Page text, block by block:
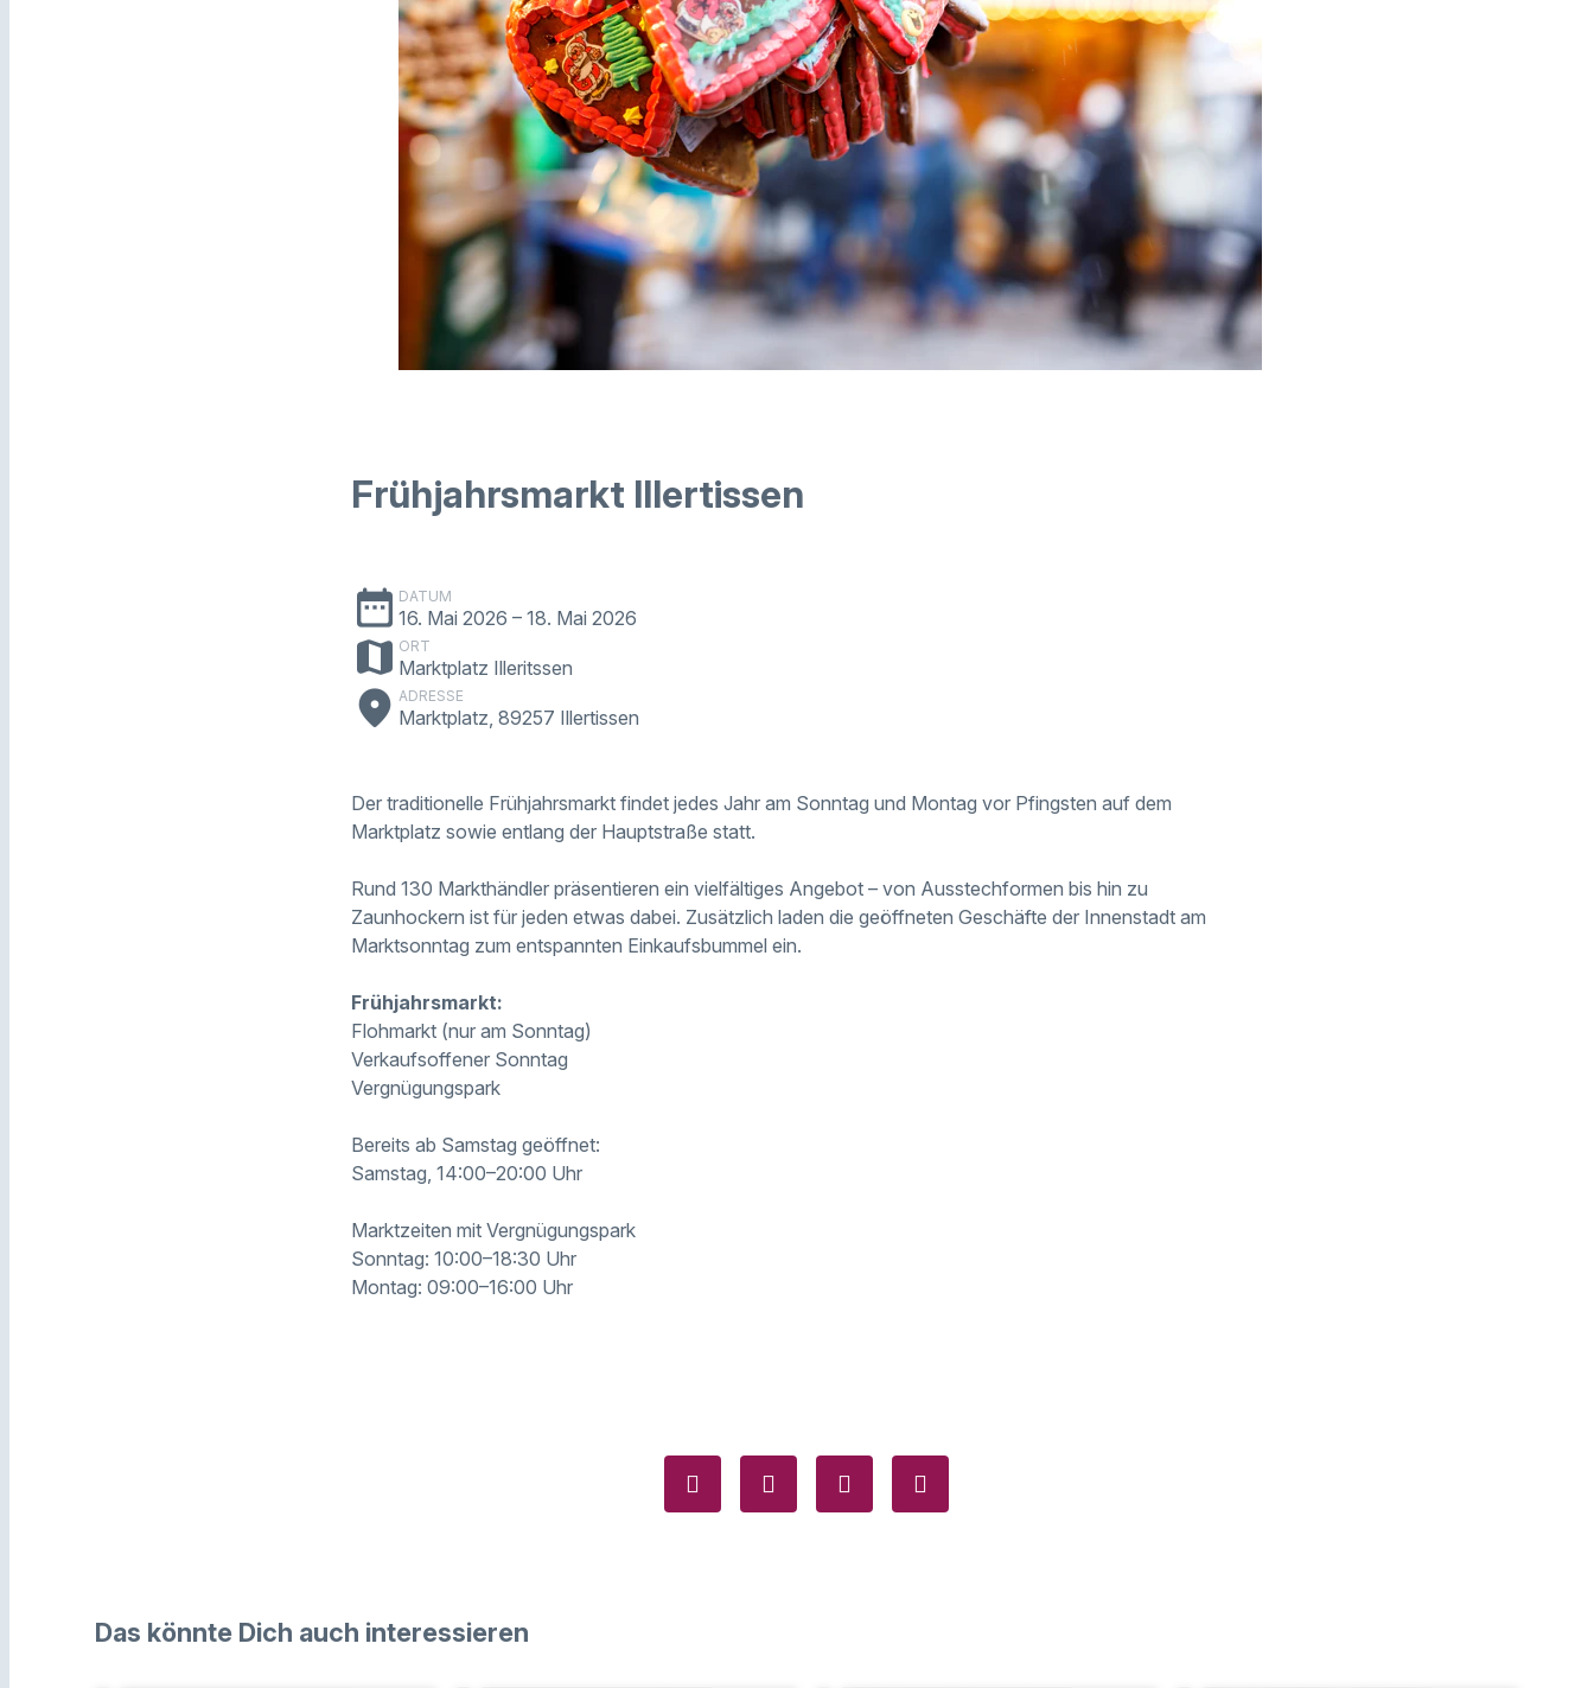
Frühjahrsmarkt Illertissen
date_range DATUM
16. Mai 2026 – 18. Mai 2026
map ORT
Marktplatz Illeritssen
place ADRESSE
Marktplatz, 89257 Illertissen
Der traditionelle Frühjahrsmarkt findet jedes Jahr am Sonntag und Montag vor Pfingsten auf dem
Marktplatz sowie entlang der Hauptstraße statt.
Rund 130 Markthändler präsentieren ein vielfältiges Angebot – von Ausstechformen bis hin zu
Zaunhockern ist für jeden etwas dabei. Zusätzlich laden die geöffneten Geschäfte der Innenstadt am
Marktsonntag zum entspannten Einkaufsbummel ein.
Frühjahrsmarkt:
Flohmarkt (nur am Sonntag)
Verkaufsoffener Sonntag
Vergnügungspark
Bereits ab Samstag geöffnet:
Samstag, 14:00–20:00 Uhr
Marktzeiten mit Vergnügungspark
Sonntag: 10:00–18:30 Uhr
Montag: 09:00–16:00 Uhr
Das könnte Dich auch interessieren